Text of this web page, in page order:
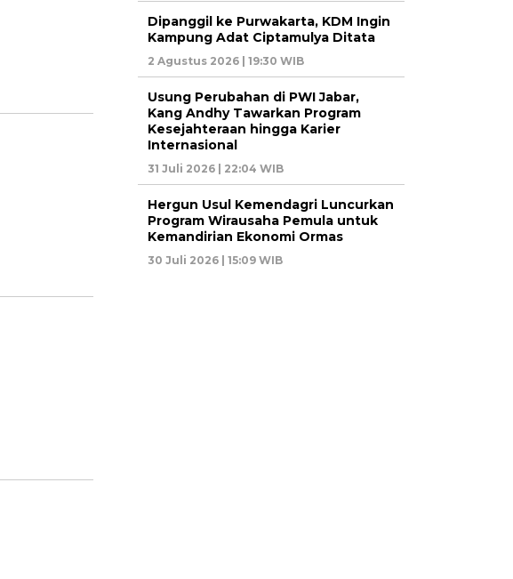
Dipanggil ke Purwakarta, KDM Ingin
Kampung Adat Ciptamulya Ditata
2 Agustus 2026 | 19:30 WIB
Usung Perubahan di PWI Jabar,
Kang Andhy Tawarkan Program
Kesejahteraan hingga Karier
Internasional
31 Juli 2026 | 22:04 WIB
Hergun Usul Kemendagri Luncurkan
Program Wirausaha Pemula untuk
Kemandirian Ekonomi Ormas
30 Juli 2026 | 15:09 WIB